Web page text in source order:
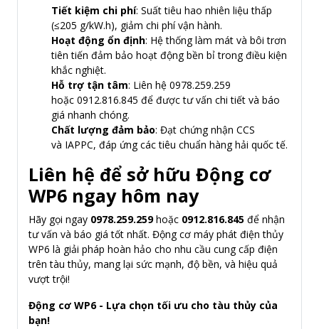
Tiết kiệm chi phí: Suất tiêu hao nhiên liệu thấp
(≤205 g/kW.h), giảm chi phí vận hành.
Hoạt động ổn định: Hệ thống làm mát và bôi trơn
tiên tiến đảm bảo hoạt động bền bỉ trong điều kiện
khắc nghiệt.
Hỗ trợ tận tâm: Liên hệ 0978.259.259
hoặc 0912.816.845 để được tư vấn chi tiết và báo
giá nhanh chóng.
Chất lượng đảm bảo: Đạt chứng nhận CCS
và IAPPC, đáp ứng các tiêu chuẩn hàng hải quốc tế.
Liên hệ để sở hữu Động cơ
WP6 ngay hôm nay
Hãy gọi ngay 0978.259.259hoặc 0912.816.845 để nhận
tư vấn và báo giá tốt nhất. Động cơ máy phát điện thủy
WP6 là giải pháp hoàn hảo cho nhu cầu cung cấp điện
trên tàu thủy, mang lại sức mạnh, độ bền, và hiệu quả
vượt trội!
Động cơ WP6 - Lựa chọn tối ưu cho tàu thủy của
bạn!